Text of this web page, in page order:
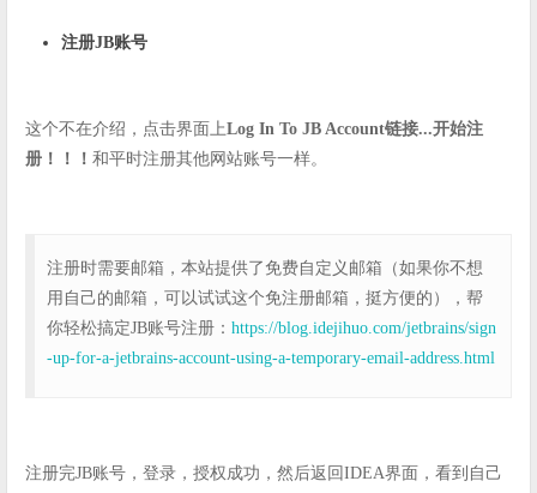
注册JB账号
这个不在介绍，点击界面上Log In To JB Account链接...开始注
册！！！ 和平时注册其他网站账号一样。
注册时需要邮箱，本站提供了免费自定义邮箱（如果你不想
用自己的邮箱，可以试试这个免注册邮箱，挺方便的），帮
你轻松搞定JB账号注册： https://blog.idejihuo.com/jetbrains/sign
-up-for-a-jetbrains-account-using-a-temporary-email-address.html
注册完JB账号，登录，授权成功，然后返回IDEA界面，看到自己